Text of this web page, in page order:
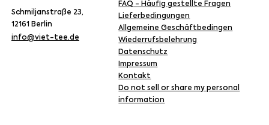
Schmiljanstraße 23,
12161 Berlin
info@viet-tee.de
FAQ - Häufig gestellte Fragen
Lieferbedingungen
Allgemeine Geschäftbedingen
Wiederrufsbelehrung
Datenschutz
Impressum
Kontakt
Do not sell or share my personal
information